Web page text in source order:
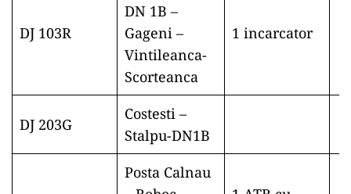
DJ 103R
DN 1B –
Gageni –
Vintileanca-
Scorteanca
1 incarcator
DJ 203G
Costesti –
Stalpu-DN1B
Posta Calnau